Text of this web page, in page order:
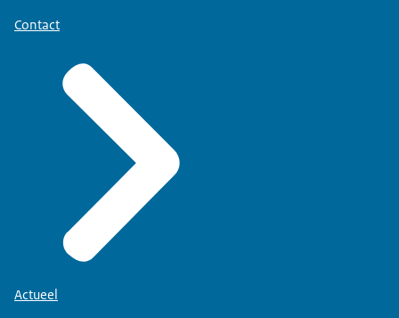
Contact
Actueel